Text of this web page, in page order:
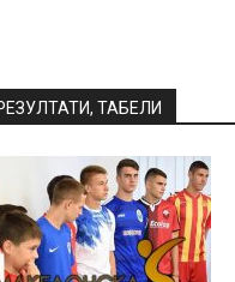
ТАБЕЛИ